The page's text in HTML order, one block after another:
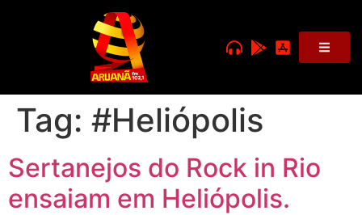
Tag: #Heliópolis
Sertanejos do Rock in Rio
ensaiam em Heliópolis.